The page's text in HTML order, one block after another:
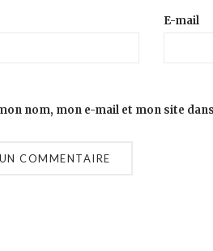
E-mail
nom, mon e-mail et mon site